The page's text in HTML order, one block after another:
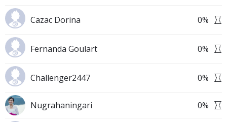
Cazac Dorina 0%
Fernanda Goulart 0%
Challenger2447 0%
Nugrahaningari 0%